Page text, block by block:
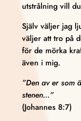
utstrålning vill
Själv väljer jag
väljer att tro på
för de mörka
även i mig.
”Den av er som
stenen…”
(Johannes 8:7)